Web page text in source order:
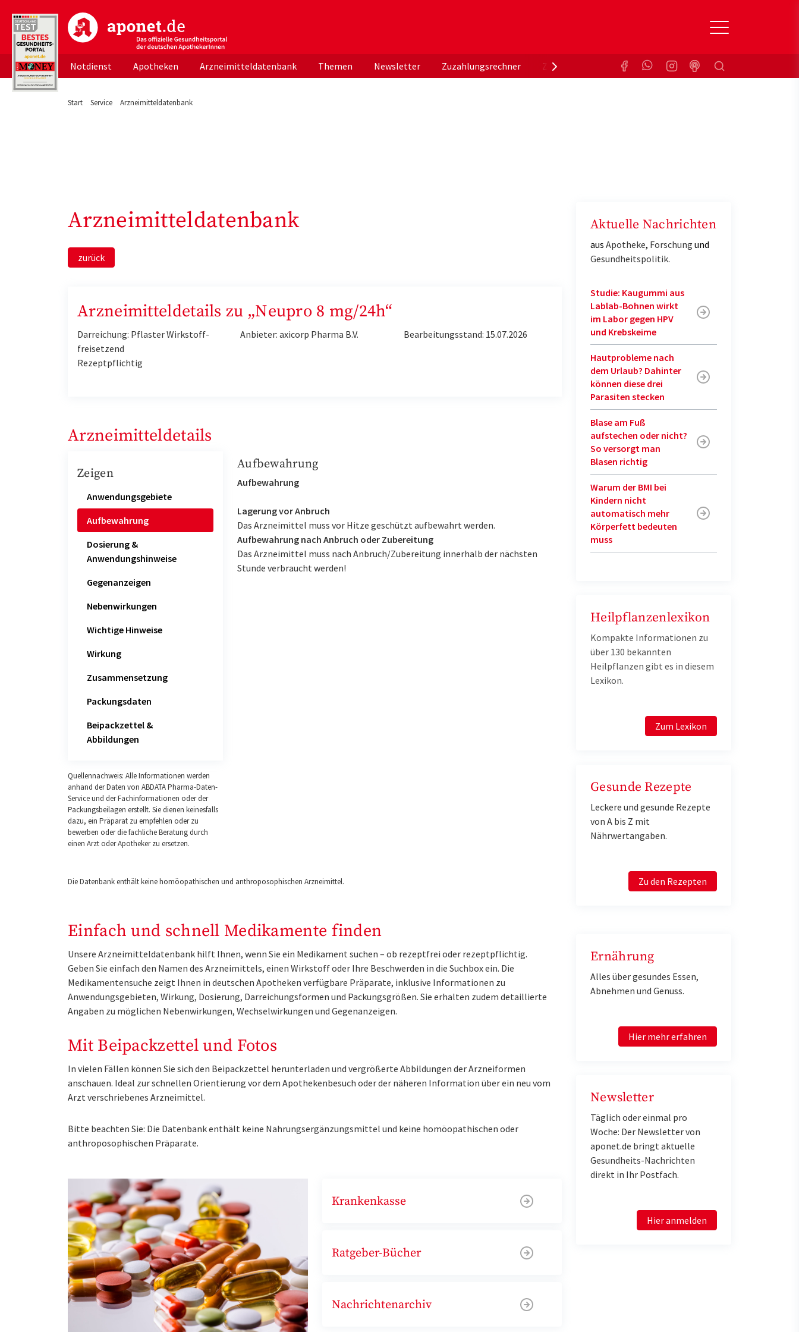
aponet.de - Das offizielle Gesundheitsportal der deutschen ApothekerInnen
Notdienst Apotheken Arzneimitteldatenbank Themen Newsletter Zuzahlungsrechner Zuzahlungsbefreiung KrankenkasseSuchen
Start Service Arzneimitteldatenbank
Arzneimitteldatenbank
zurück
Arzneimitteldetails zu „Neupro 8 mg/24h“
Darreichung: Pflaster Wirkstoff-
freisetzend
Rezeptpflichtig
Anbieter: axicorp Pharma B.V. Bearbeitungsstand: 15.07.2026
Arzneimitteldetails
Zeigen
Anwendungsgebiete
Aufbewahrung
Dosierung &
Anwendungshinweise
Gegenanzeigen
Nebenwirkungen
Wichtige Hinweise
Wirkung
Zusammensetzung
Packungsdaten
Beipackzettel &
Abbildungen
Quellennachweis: Alle Informationen werden
anhand der Daten von ABDATA Pharma-Daten-
Service und der Fachinformationen oder der
Packungsbeilagen erstellt. Sie dienen keinesfalls
dazu, ein Präparat zu empfehlen oder zu
bewerben oder die fachliche Beratung durch
einen Arzt oder Apotheker zu ersetzen.
Aufbewahrung
Aufbewahrung
Lagerung vor Anbruch
Das Arzneimittel muss vor Hitze geschützt aufbewahrt werden.
Aufbewahrung nach Anbruch oder Zubereitung
Das Arzneimittel muss nach Anbruch/Zubereitung innerhalb der nächsten
Stunde verbraucht werden!
Die Datenbank enthält keine homöopathischen und anthroposophischen Arzneimittel.
Einfach und schnell Medikamente finden
Unsere Arzneimitteldatenbank hilft Ihnen, wenn Sie ein Medikament suchen – ob rezeptfrei oder rezeptpflichtig.
Geben Sie einfach den Namen des Arzneimittels, einen Wirkstoff oder Ihre Beschwerden in die Suchbox ein. Die
Medikamentensuche zeigt Ihnen in deutschen Apotheken verfügbare Präparate, inklusive Informationen zu
Anwendungsgebieten, Wirkung, Dosierung, Darreichungsformen und Packungsgrößen. Sie erhalten zudem detaillierte
Angaben zu möglichen Nebenwirkungen, Wechselwirkungen und Gegenanzeigen.
Mit Beipackzettel und Fotos
In vielen Fällen können Sie sich den Beipackzettel herunterladen und vergrößerte Abbildungen der Arzneiformen
anschauen. Ideal zur schnellen Orientierung vor dem Apothekenbesuch oder der näheren Information über ein neu vom
Arzt verschriebenes Arzneimittel.
Bitte beachten Sie: Die Datenbank enthält keine Nahrungsergänzungsmittel und keine homöopathischen oder
anthroposophischen Präparate.
Krankenkasse
Ratgeber-Bücher
Nachrichtenarchiv
Aktuelle Nachrichten
aus Apotheke, Forschung und
Gesundheitspolitik.
Studie: Kaugummi aus
Lablab-Bohnen wirkt
im Labor gegen HPV
und Krebskeime
Hautprobleme nach
dem Urlaub? Dahinter
können diese drei
Parasiten stecken
Blase am Fuß
aufstechen oder nicht?
So versorgt man
Blasen richtig
Warum der BMI bei
Kindern nicht
automatisch mehr
Körperfett bedeuten
muss
Heilpflanzenlexikon
Kompakte Informationen zu
über 130 bekannten
Heilpflanzen gibt es in diesem
Lexikon.
Zum Lexikon
Gesunde Rezepte
Leckere und gesunde Rezepte
von A bis Z mit
Nährwertangaben.
Zu den Rezepten
Ernährung
Alles über gesundes Essen,
Abnehmen und Genuss.
Hier mehr erfahren
Newsletter
Täglich oder einmal pro
Woche: Der Newsletter von
aponet.de bringt aktuelle
Gesundheits-Nachrichten
direkt in Ihr Postfach.
Hier anmelden